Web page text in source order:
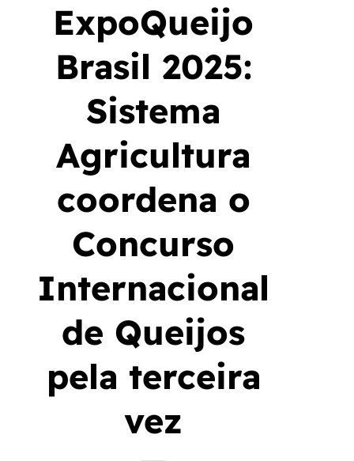
ExpoQueijo
Brasil 2025:
Sistema
Agricultura
coordena o
Concurso
Internacional
de Queijos
pela terceira
vez